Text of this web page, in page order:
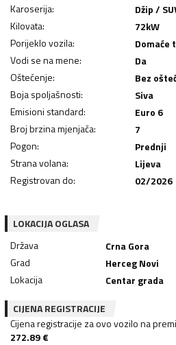
Karoserija:
Džip /
Kilovata: 72kW
Porijeklo vozila:
Domaće
Vodi se na mene:
Da
Oštećenje:
Bez
Boja spoljašnosti:
Siva
Emisioni standard:
Euro 6
Broj brzina mjenjača:
7
Pogon:
Prednji
Strana volana:
Lijeva
Registrovan do: 02/2026
LOKACIJA OGLASA
Država
Crna Gora
Grad
Herceg Novi
Lokacija
Centar grada
CIJENA REGISTRACIJE
Cijena registracije za ovo vozilo na
272.89€